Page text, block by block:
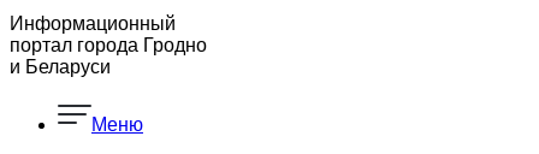
Информационный
портал города Гродно
и Беларуси
Меню